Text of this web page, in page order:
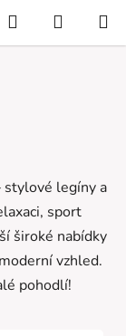
Hledat
KOŠÍK
stylové legíny a
sport
široké nabídky
vzhled.
pohodlí!